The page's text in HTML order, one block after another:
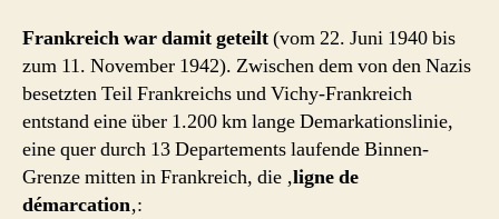
Frankreich war damit geteilt(vom 22. Juni 1940 bis
zum 11. November 1942). Zwischen dem von den Nazis
besetzten Teil Frankreichs und Vichy-Frankreich
entstand eine über 1.200 km lange Demarkationslinie,
eine quer durch 13 Departements laufende Binnen-
Grenze mitten in Frankreich, die ‚ligne de
démarcation‚: